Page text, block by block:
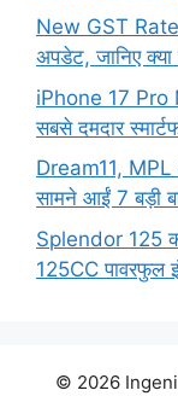
New GST
अपडेट, जानिए क्या
iPhone 17
सबसे दमदार
Dream11, MPL
सामने आईं 7 बड़ी
Splendor 125
125CC पावरफुल
© 2026